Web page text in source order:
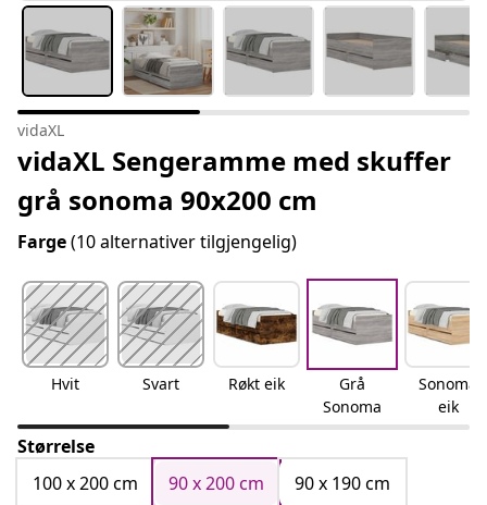
vidaXL
vidaXL Sengeramme med skuffer
grå sonoma 90x200 cm
Farge(10 alternativer tilgjengelig)
Hvit Svart Røkt eik
Grå
Sonoma
Sonoma
eik
Størrelse
100 x 200 cm
90 x 200 cm
90 x 190 cm